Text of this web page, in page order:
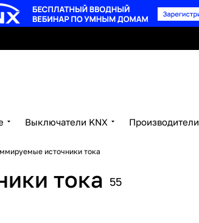
Выключатели KNX Производители
источники тока
тока 55